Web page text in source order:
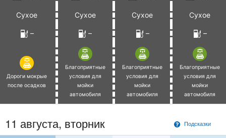
Сухое Сухое Сухое Сухое
– – – –
Дороги мокрые
после осадков
Благоприятные
условия для
мойки
автомобиля
Благоприятные
условия для
мойки
автомобиля
Благоприятные
условия для
мойки
автомобиля
Подсказки
11 августа, вторник